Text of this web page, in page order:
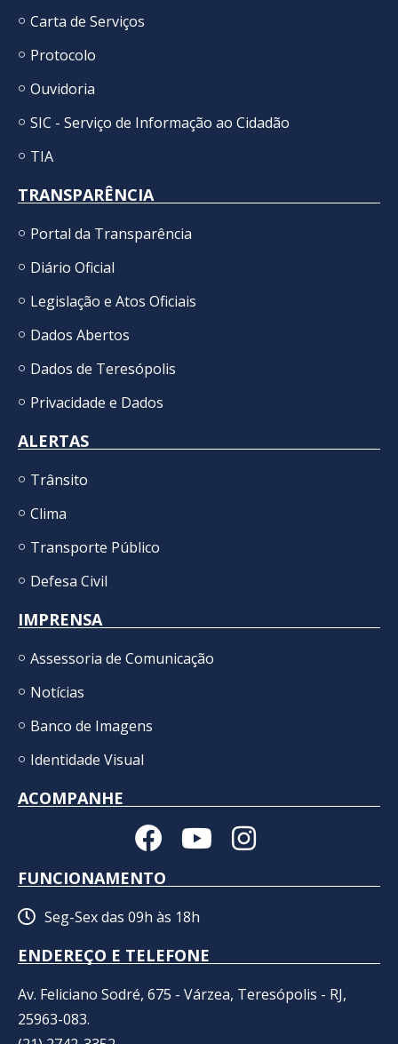
Carta de Serviços
Protocolo
Ouvidoria
SIC - Serviço de Informação ao Cidadão
TIA
TRANSPARÊNCIA
Portal da Transparência
Diário Oficial
Legislação e Atos Oficiais
Dados Abertos
Dados de Teresópolis
Privacidade e Dados
ALERTAS
Trânsito
Clima
Transporte Público
Defesa Civil
IMPRENSA
Assessoria de Comunicação
Notícias
Banco de Imagens
Identidade Visual
ACOMPANHE
FUNCIONAMENTO
Seg-Sex das 09h às 18h
ENDEREÇO E TELEFONE
Av. Feliciano Sodré, 675 - Várzea, Teresópolis - RJ,
25963-083.